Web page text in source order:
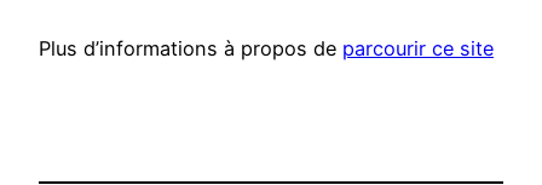
Plus d’informations à propos de parcourir ce site